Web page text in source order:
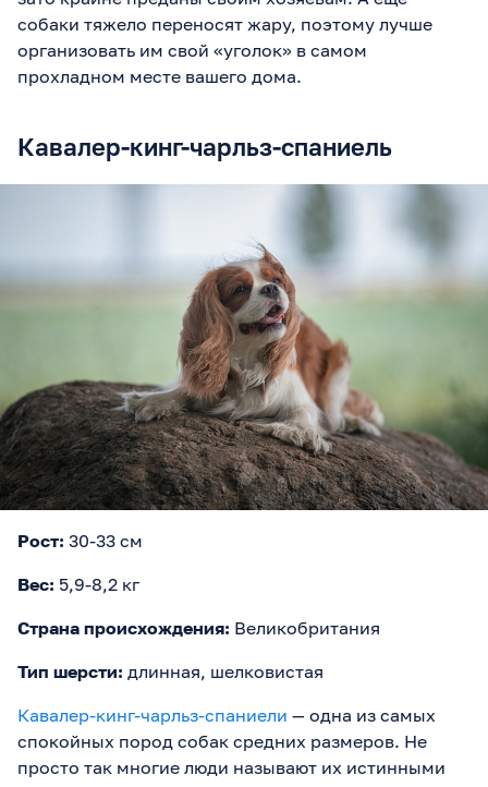
собаки тяжело переносят жару, поэтому лучше
организовать им свой «уголок» в самом
прохладном месте вашего дома.
Кавалер-кинг-чарльз-спаниель
Рост: 30-33 см
Вес: 5,9-8,2 кг
Страна происхождения: Великобритания
Тип шерсти: длинная, шелковистая
Кавалер-кинг-чарльз-спаниели — одна из самых
спокойных пород собак средних размеров. Не
просто так многие люди называют их истинными